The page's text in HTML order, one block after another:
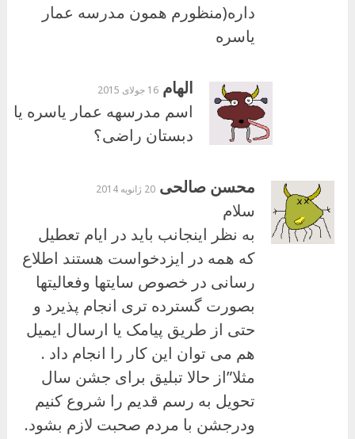
داره(منظورم همون مدرسه عمار
یاسره
الهام 16 جولای 2015
اسم مدرسهه عمار یاسره یا
دبستان راضی؟
محسن صالحی 20 ژانویه 2014
سلام
به نظر اینجانب باید در ایام تعطیل
که همه در ایزدخواست هستند اطلاع
رسانی در خصوص سایتها وفعالیتها
بصورت گسترده تری انجام پذیرد و
حتی از طریق پیامک یا ارسال ایمیل
هم می توان این کار را انجام داد .
مثلا”از حالا تبلیق برای جشن سال
تحویل به رسم قدیم را شروع کنیم
ودرجشن با مردم صحبت لازم بشود.